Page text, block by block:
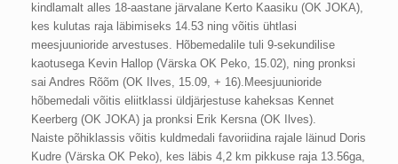
kindlamalt alles 18-aastane järvalane Kerto Kaasiku (OK JOKA),
kes kulutas raja läbimiseks 14.53 ning võitis ühtlasi
meesjuunioride arvestuses. Hõbemedalile tuli 9-sekundilise
kaotusega Kevin Hallop (Värska OK Peko, 15.02), ning pronksi
sai Andres Rõõm (OK Ilves, 15.09, + 16).Meesjuunioride
hõbemedali võitis eliitklassi üldjärjestuse kaheksas Kennet
Keerberg (OK JOKA) ja pronksi Erik Kersna (OK Ilves).
Naiste põhiklassis võitis kuldmedali favoriidina rajale läinud Doris
Kudre (Värska OK Peko), kes läbis 4,2 km pikkuse raja 13.56ga,